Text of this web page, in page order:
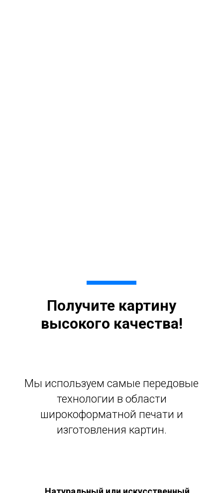
Получите картину
высокого качества!
Мы используем самые передовые
технологии в области
широкоформатной печати и
изготовления картин.